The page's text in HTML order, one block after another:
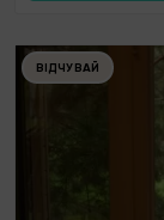
ВІДЧУВАЙ